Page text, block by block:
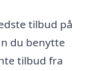
tilbud på
du benytte
tilbud fra